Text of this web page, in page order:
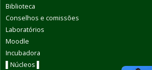
Biblioteca
Conselhos e comissões
Laboratórios
Moodle
Incubadora
▌Núcleos ▌